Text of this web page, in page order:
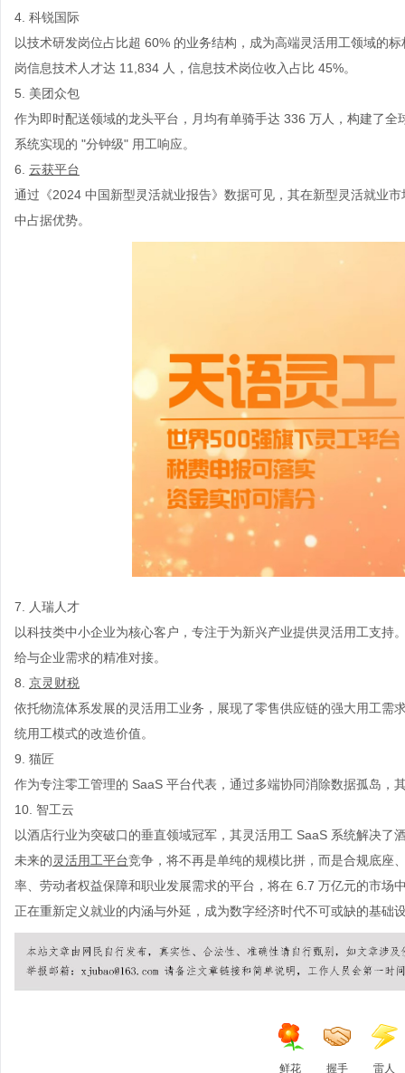
4. 科锐国际
以技术研发岗位占比超 60% 的业务结构，成为高端灵活用工领域的
岗信息技术人才达 11,834 人，信息技术岗位收入占比 45%。
5. 美团众包
作为即时配送领域的龙头平台，月均有单骑手达 336 万人，构建了
系统实现的 "分钟级" 用工响应。
6. 云获平台
通过《2024 中国新型灵活就业报告》数据可见，其在新型灵活就业
中占据优势。
7. 人瑞人才
以科技类中小企业为核心客户，专注于为新兴产业提供灵活用工支
给与企业需求的精准对接。
8. 京灵财税
依托物流体系发展的灵活用工业务，展现了零售供应链的强大用工
统用工模式的改造价值。
9. 猫匠
作为专注零工管理的 SaaS 平台代表，通过多端协同消除数据孤岛，
10. 智工云
以酒店行业为突破口的垂直领域冠军，其灵活用工 SaaS 系统解决了
未来的灵活用工平台竞争，将不再是单纯的规模比拼，而是合规底座
率、劳动者权益保障和职业发展需求的平台，将在 6.7 万亿元的市场
正在重新定义就业的内涵与外延，成为数字经济时代不可或缺的基础
鲜花 握手 雷人